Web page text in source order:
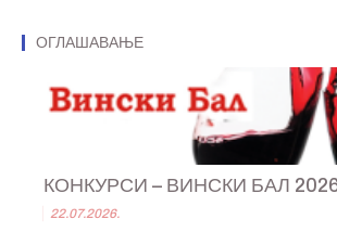
ОГЛАШАВАЊЕ
КОНКУРСИ – ВИНСКИ БАЛ
22.07.2026.